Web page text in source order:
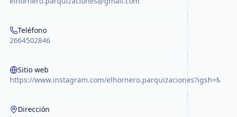
Teléfono
2664502846
Sitio web
https://www.instagram.com/
Dirección